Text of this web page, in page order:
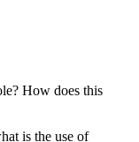
How does this
is the use of